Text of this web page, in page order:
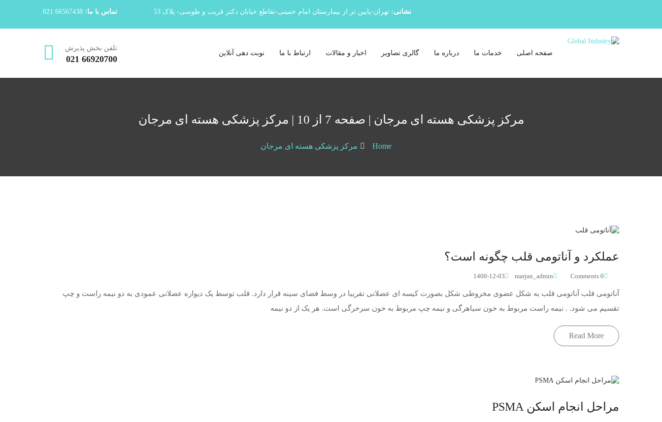
نشانی: تهران-پایین تر از بیمارستان امام خمینی-تقاطع خیابان دکتر قریب و طوسی- پلاک 53 تماس با ما: 66567438 021
صفحه اصلی خدمات ما درباره ما گالری تصاویر اخبار و مقالات ارتباط با ما نوبت دهی آنلاین
تلفن بخش پذیرش
66920700 021
مرکز پزشکی هسته ای مرجان | صفحه 7 از 10 | مرکز پزشکی هسته ای مرجان
Home مرکز پزشکی هسته ای مرجان
عملکرد و آناتومی قلب چگونه است؟
0 Comments
marjan_admin
1400-12-03
آناتومی قلب آناتومی قلب به شکل عضوی مخروطی شکل بصورت کیسه ای عضلانی تقریبا در وسط فضای سینه قرار دارد. قلب توسط یک دیواره عضلانی عمودی به دو نیمه راست و چپ
تقسیم می شود. . نیمه راست مربوط به خون سیاهرگی و نیمه چپ مربوط به خون سرخرگی است. هر یک از دو نیمه
Read More
مراحل انجام اسکن PSMA